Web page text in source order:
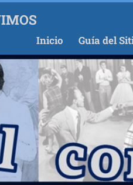
Inicio Guía del